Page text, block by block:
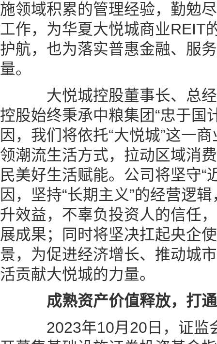
施领域积累的管理经验，勤勉
工作，为华夏大悦城商业REIT
护航，也为落实普惠金融、服
量。
大悦城控股董事长、总经
控股始终秉承中粮集团“忠于国
因，我们将依托“大悦城”这一
领潮流生活方式，拉动区域消
民美好生活赋能。公司将坚守“
因，坚持“长期主义”的经营逻
升效益，不辜负投资人的信任
展成果；同时将坚决扛起央企
景，为促进经济增长、推动城
活贡献大悦城的力量。
成熟资产价值释放，打
2023年10月20日，证监